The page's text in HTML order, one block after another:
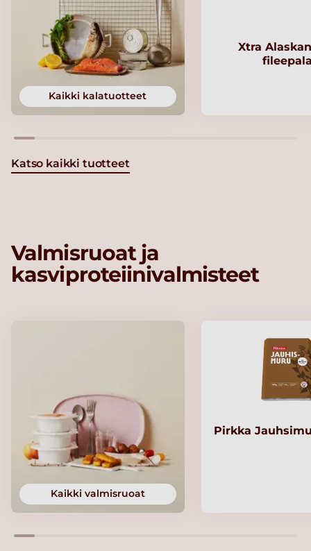
Kaikki kalatuotteet
Xtra
Katso kaikki tuotteet
Valmisruoat ja
kasviproteiinivalmisteet
Kaikki valmisruoat
Pirkka